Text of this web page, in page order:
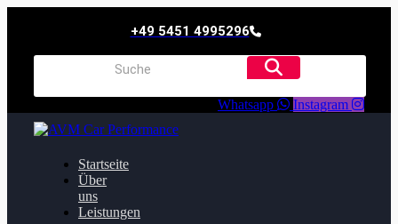
+49 5451 4995296
Whatsapp Instagram
Startseite
Über
uns
Leistungen